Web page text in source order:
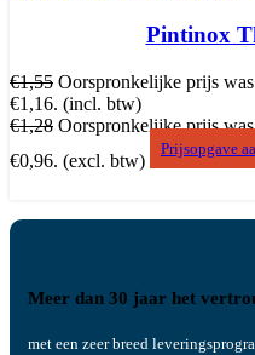
Pintinox
€1,55 Oorspronkelijke prijs
€1,16. (incl. btw)
€1,28 Oorspronkelijke prijs
€0,96. (excl. btw)
Prijsopgave
Meer dan 30 jaar het
met een zeer breed